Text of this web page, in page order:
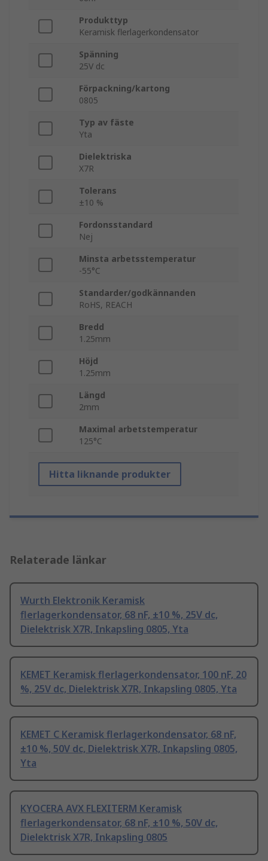
Produkttyp
Keramisk flerlagerkondensator
Spänning
25V dc
Förpackning/kartong
0805
Typ av fäste
Yta
Dielektriska
X7R
Tolerans
±10 %
Fordonsstandard
Nej
Minsta arbetsstemperatur
-55°C
Standarder/godkännanden
RoHS, REACH
Bredd
1.25mm
Höjd
1.25mm
Längd
2mm
Maximal arbetstemperatur
125°C
Hitta liknande produkter
Relaterade länkar
Wurth Elektronik Keramisk
flerlagerkondensator, 68 nF, ±10 %, 25V dc,
Dielektrisk X7R, Inkapsling 0805, Yta
KEMET Keramisk flerlagerkondensator, 100 nF, 20
%, 25V dc, Dielektrisk X7R, Inkapsling 0805, Yta
KEMET C Keramisk flerlagerkondensator, 68 nF,
±10 %, 50V dc, Dielektrisk X7R, Inkapsling 0805,
Yta
KYOCERA AVX FLEXITERM Keramisk
flerlagerkondensator, 68 nF, ±10 %, 50V dc,
Dielektrisk X7R, Inkapsling 0805